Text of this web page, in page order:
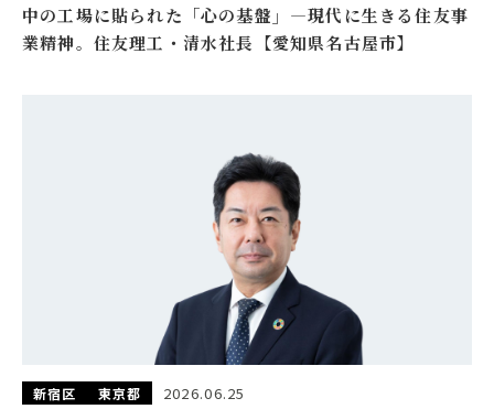
中の工場に貼られた「心の基盤」―現代に生きる住友事
業精神。住友理工・清水社長【愛知県名古屋市】
新宿区 東京都 2026.06.25